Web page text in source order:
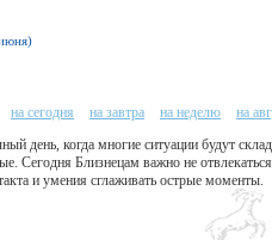
на сегодня на завтра на неделю на
день, когда многие ситуации будут
Сегодня Близнецам важно не
и умения сглаживать острые моменты.